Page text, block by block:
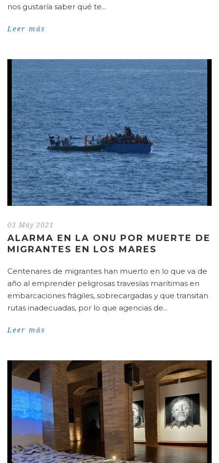
nos gustaría saber qué te...
Leer más
03 May 2021
ALARMA EN LA ONU POR MUERTE DE
MIGRANTES EN LOS MARES
Centenares de migrantes han muerto en lo que va de
año al emprender peligrosas travesías marítimas en
embarcaciones frágiles, sobrecargadas y que transitan
rutas inadecuadas, por lo que agencias de...
Leer más